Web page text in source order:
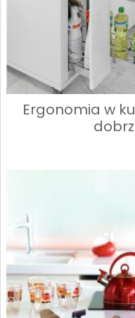
Ergonomia w